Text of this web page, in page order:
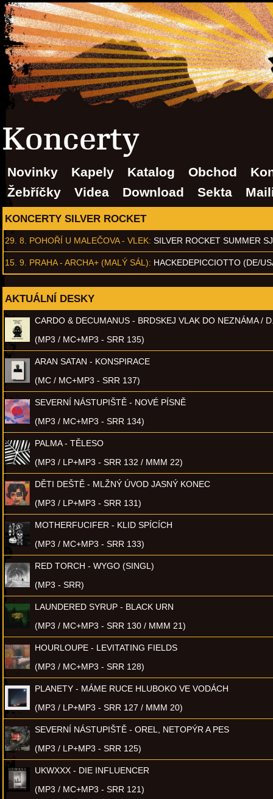
Koncerty
Novinky Kapely Katalog Obchod
Žebříčky
Videa Download Sekta
KONCERTY SILVER ROCKET
29. 8. POHOŘÍ U MALEČOVA - VLEK: SILVER ROCKET SUMMER
15. 9. PRAHA - ARCHA+ (MALÝ SÁL): HACKEDEPICCIOTTO (DE/
AKTUÁLNÍ DESKY
CARDO & DECUMANUS - BRDSKEJ VLAK DO NEZNÁMA /
(MP3 / MC+MP3 - SRR 135)
ARAN SATAN - KONSPIRACE
(MC / MC+MP3 - SRR 137)
SEVERNÍ NÁSTUPIŠTĚ - NOVÉ PÍSNĚ
(MP3 / MC+MP3 - SRR 134)
PALMA - TĚLESO
(MP3 / LP+MP3 - SRR 132 / MMM 22)
DĚTI DEŠTĚ - MLŽNÝ ÚVOD JASNÝ KONEC
(MP3 / LP+MP3 - SRR 131)
MOTHERFUCIFER - KLID SPÍCÍCH
(MP3 / MC+MP3 - SRR 133)
RED TORCH - WYGO (SINGL)
(MP3 - SRR)
LAUNDERED SYRUP - BLACK URN
(MP3 / MC+MP3 - SRR 130 / MMM 21)
HOURLOUPE - LEVITATING FIELDS
(MP3 / MC+MP3 - SRR 128)
PLANETY - MÁME RUCE HLUBOKO VE VODÁCH
(MP3 / LP+MP3 - SRR 127 / MMM 20)
SEVERNÍ NÁSTUPIŠTĚ - OREL, NETOPÝR A PES
(MP3 / LP+MP3 - SRR 125)
UKWXXX - DIE INFLUENCER
(MP3 / MC+MP3 - SRR 121)